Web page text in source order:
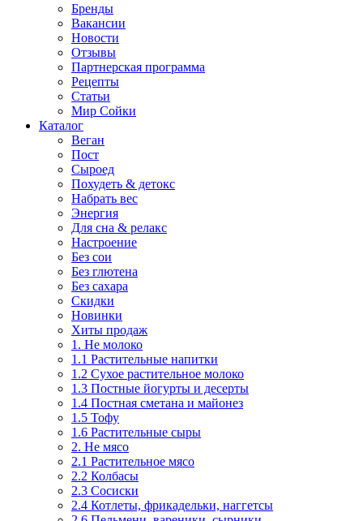
Бренды
Вакансии
Новости
Отзывы
Партнерская программа
Рецепты
Статьи
Мир Сойки
Каталог
Веган
Пост
Сыроед
Похудеть & детокс
Набрать вес
Энергия
Для сна & релакс
Настроение
Без сои
Без глютена
Без сахара
Скидки
Новинки
Хиты продаж
1. Не молоко
1.1 Растительные напитки
1.2 Сухое растительное молоко
1.3 Постные йогурты и десерты
1.4 Постная сметана и майонез
1.5 Тофу
1.6 Растительные сыры
2. Не мясо
2.1 Растительное мясо
2.2 Колбасы
2.3 Сосиски
2.4 Котлеты, фрикадельки, наггетсы